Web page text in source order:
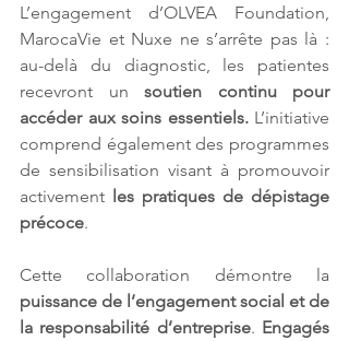
L’engagement d’OLVEA Foundation,
MarocaVie et Nuxe ne s’arrête pas là :
au-delà du diagnostic, les patientes
recevront un soutien continu pour
accéder aux soins essentiels. L’initiative
comprend également des programmes
de sensibilisation visant à promouvoir
activement les pratiques de dépistage
précoce.
puissance de l’engagement social et de
la responsabilité d’entreprise. Engagés